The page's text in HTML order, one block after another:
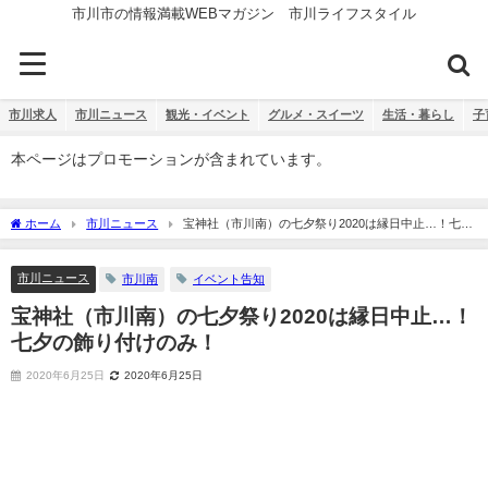
市川市の情報満載WEBマガジン 市川ライフスタイル
市川求人 市川ニュース 観光・イベント グルメ・スイーツ 生活・暮らし 子
本ページはプロモーションが含まれています。
ホーム 市川ニュース
宝神社（市川南）の七夕祭り2020は縁日中止…！七夕
の飾り付けのみ！
市川ニュース 市川南 イベント告知
宝神社（市川南）の七夕祭り2020は縁日中止…！
七夕の飾り付けのみ！
2020年6月25日 2020年6月25日